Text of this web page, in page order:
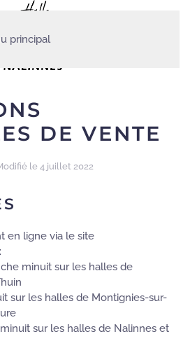
principal
DE VENTE
le 4 juillet 2022
en ligne via le site
minuit sur les halles de
sur les halles de Montignies-sur-
sur les halles de Nalinnes et